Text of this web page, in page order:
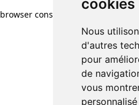
cookies
Nous
d'autres
pour
de
vous
browser console for more